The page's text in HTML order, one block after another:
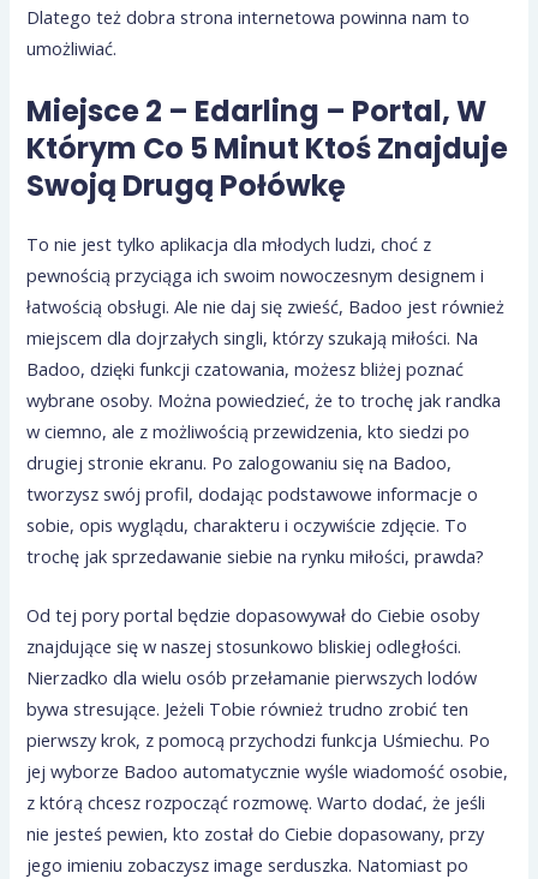
Dlatego też dobra strona internetowa powinna nam to
umożliwiać.
Miejsce 2 – Edarling – Portal, W
Którym Co 5 Minut Ktoś Znajduje
Swoją Drugą Połówkę
To nie jest tylko aplikacja dla młodych ludzi, choć z
pewnością przyciąga ich swoim nowoczesnym designem i
łatwością obsługi. Ale nie daj się zwieść, Badoo jest również
miejscem dla dojrzałych singli, którzy szukają miłości. Na
Badoo, dzięki funkcji czatowania, możesz bliżej poznać
wybrane osoby. Można powiedzieć, że to trochę jak randka
w ciemno, ale z możliwością przewidzenia, kto siedzi po
drugiej stronie ekranu. Po zalogowaniu się na Badoo,
tworzysz swój profil, dodając podstawowe informacje o
sobie, opis wyglądu, charakteru i oczywiście zdjęcie. To
trochę jak sprzedawanie siebie na rynku miłości, prawda?
Od tej pory portal będzie dopasowywał do Ciebie osoby
znajdujące się w naszej stosunkowo bliskiej odległości.
Nierzadko dla wielu osób przełamanie pierwszych lodów
bywa stresujące. Jeżeli Tobie również trudno zrobić ten
pierwszy krok, z pomocą przychodzi funkcja Uśmiechu. Po
jej wyborze Badoo automatycznie wyśle wiadomość osobie,
z którą chcesz rozpocząć rozmowę. Warto dodać, że jeśli
nie jesteś pewien, kto został do Ciebie dopasowany, przy
jego imieniu zobaczysz image serduszka. Natomiast po